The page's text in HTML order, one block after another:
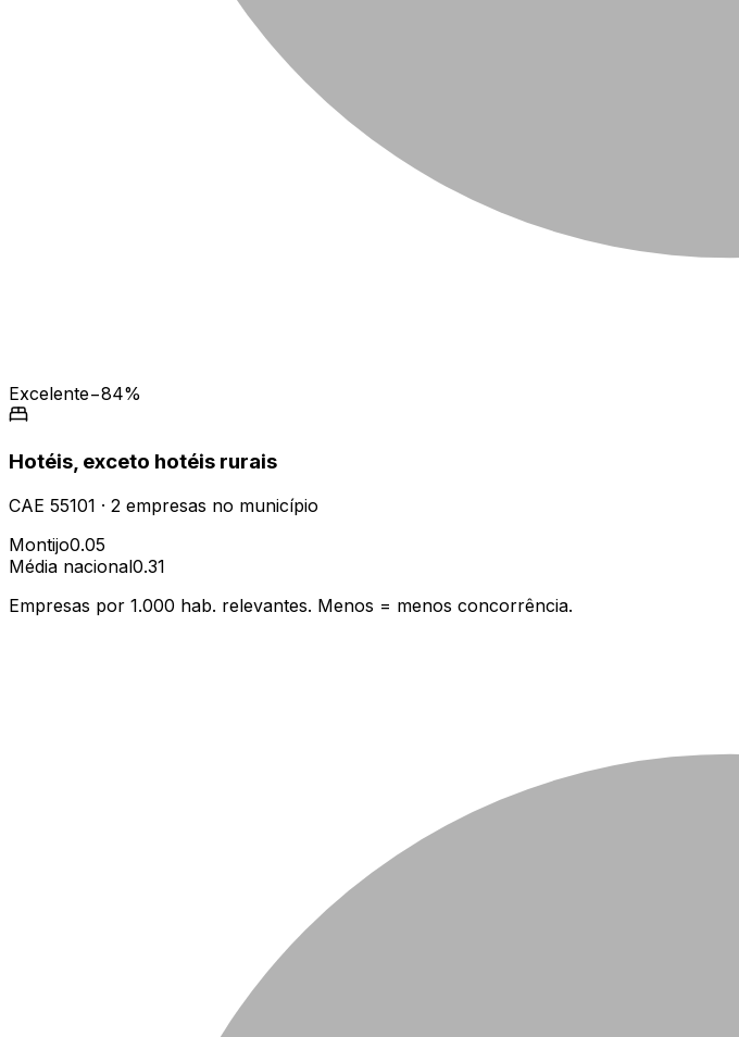
Excelente−84%
Hotéis, exceto hotéis rurais
CAE 55101 · 2 empresas no município
Montijo0.05
Média nacional0.31
Empresas por 1.000 hab. relevantes. Menos = menos concorrência.